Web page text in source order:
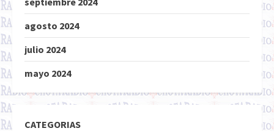
agosto 2024
julio 2024
mayo 2024
CATEGORIAS